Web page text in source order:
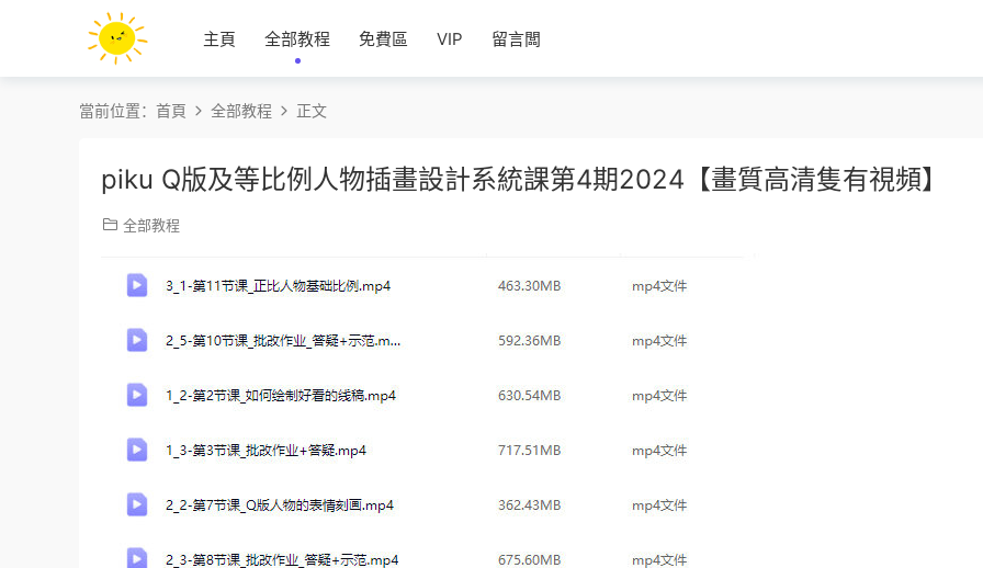
主頁 全部教程 免費區 VIP 留言闆
當前位置： 首頁 全部教程 正文
piku Q版及等比例人物插畫設計系統課第4期2024【畫質高清隻有視頻】
全部教程